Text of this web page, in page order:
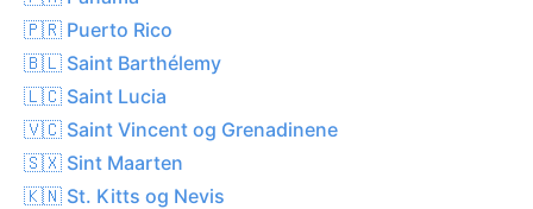
🇵🇷 Puerto Rico
🇧🇱 Saint Barthélemy
🇱🇨 Saint Lucia
🇻🇨 Saint Vincent og Grenadinene
🇸🇽 Sint Maarten
🇰🇳 St. Kitts og Nevis